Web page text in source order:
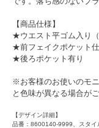
【商品仕様】
★ウエスト平ゴム入り
★前フェイクポケット
★後ろポケット有り
※お客様のお使いのモ
と色味が異なる場合が
【デザイン詳細】
品番：8600140-9999、スタイ